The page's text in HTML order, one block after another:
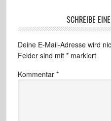
SCHREIBE
Deine E-Mail-Adresse wird
Felder sind mit *markiert
Kommentar *